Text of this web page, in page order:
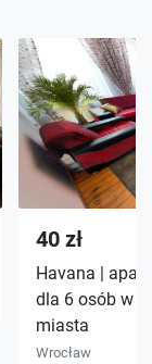
40 zł
Havana |
dla 6 osób w
miasta
Wrocław